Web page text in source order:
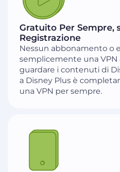
Gratuito Per Sempre,
Registrazione
Nessun abbonamento o
semplicemente una VPN
guardare i contenuti di
a Disney Plus è
una VPN per sempre.